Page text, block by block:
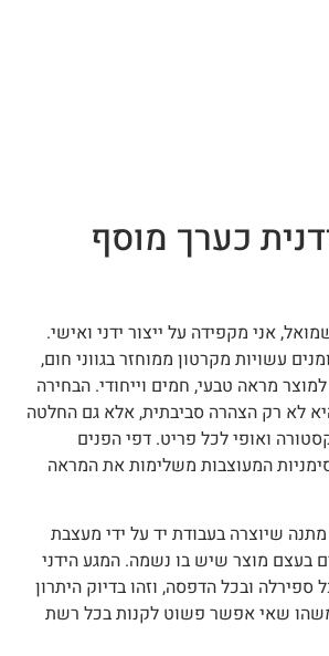
כערך מוסף
אני מקפידה על ייצור ידני ואישי.
עשויות מקרטון ממוחזר בגווני חום,
מראה טבעי, חמים וייחודי. הבחירה
לא רק הצהרה סביבתית, אלא גם החלטה
ואופי לכל פריט. דפי הפנים
המעוצבות משלימות את המראה
שיוצרה בעבודת יד על ידי מעצבת
בעצם מוצר שיש בו נשמה. המגע הידני
ספירלה ובכל הדפסה, וזהו בדיוק היתרון
שאי אפשר פשוט לקנות בכל רשת